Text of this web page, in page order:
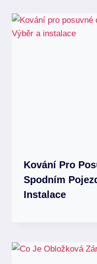
Kování Pro
Spodním
Instalace